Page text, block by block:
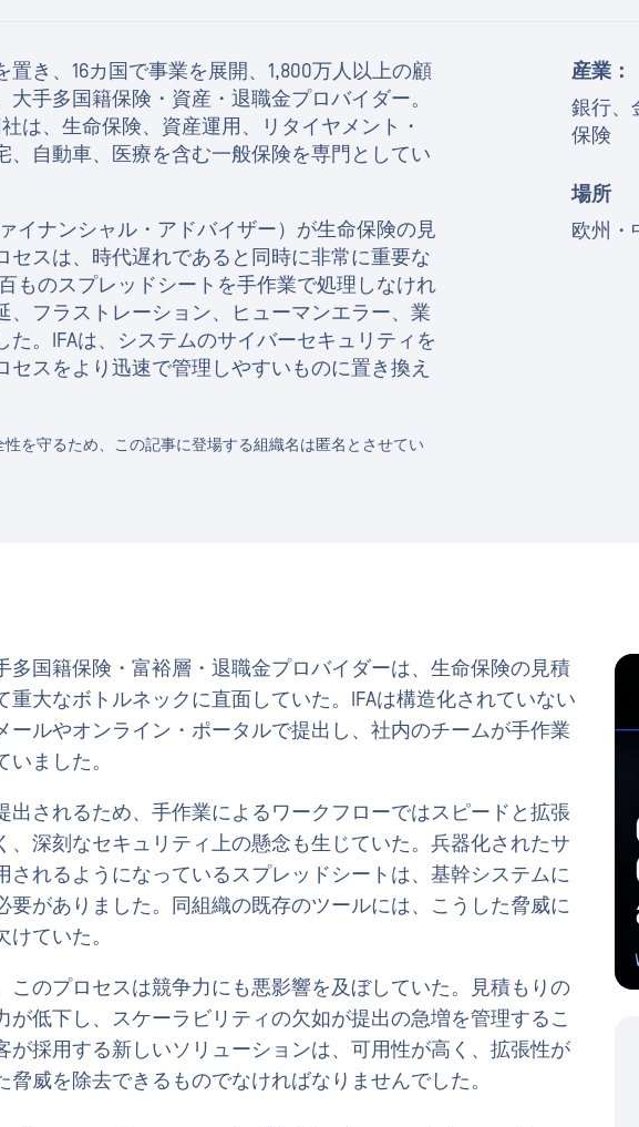
置き、16カ国で事業を展開、1,800万人以上の顧
手多国籍保険・資産・退職金プロバイダー。
は、生命保険、資産運用、リタイヤメント・
、自動車、医療を含む一般保険を専門としてい
イナンシャル・アドバイザー）が生命保険の見
セスは、時代遅れであると同時に非常に重要な
ものスプレッドシートを手作業で処理しなけれ
、フラストレーション、ヒューマンエラー、業
。IFAは、システムのサイバーセキュリティを
セスをより迅速で管理しやすいものに置き換え
を守るため、この記事に登場する組織名は匿名とさせてい
産業：
銀行、
保険
場所
欧州・
多国籍保険・富裕層・退職金プロバイダーは、生命保険の見積
重大なボトルネックに直面していた。IFAは構造化されていない
ールやオンライン・ポータルで提出し、社内のチームが手作業
ました。
出されるため、手作業によるワークフローではスピードと拡張
、深刻なセキュリティ上の懸念も生じていた。兵器化されたサ
されるようになっているスプレッドシートは、基幹システムに
要がありました。同組織の既存のツールには、こうした脅威に
ていた。
このプロセスは競争力にも悪影響を及ぼしていた。見積もりの
が低下し、スケーラビリティの欠如が提出の急増を管理するこ
が採用する新しいソリューションは、可用性が高く、拡張性が
威を除去できるものでなければなりませんでした。